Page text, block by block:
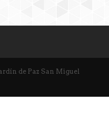
de Paz San Miguel